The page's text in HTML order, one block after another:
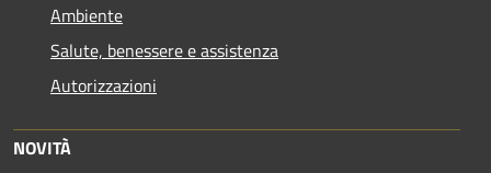
Ambiente
Salute, benessere e assistenza
Autorizzazioni
NOVITÀ